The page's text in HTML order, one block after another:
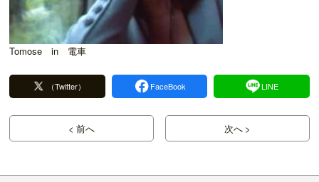
Tomose in 電車
（Twitter） FaceBook LINE
< 前へ 次へ >